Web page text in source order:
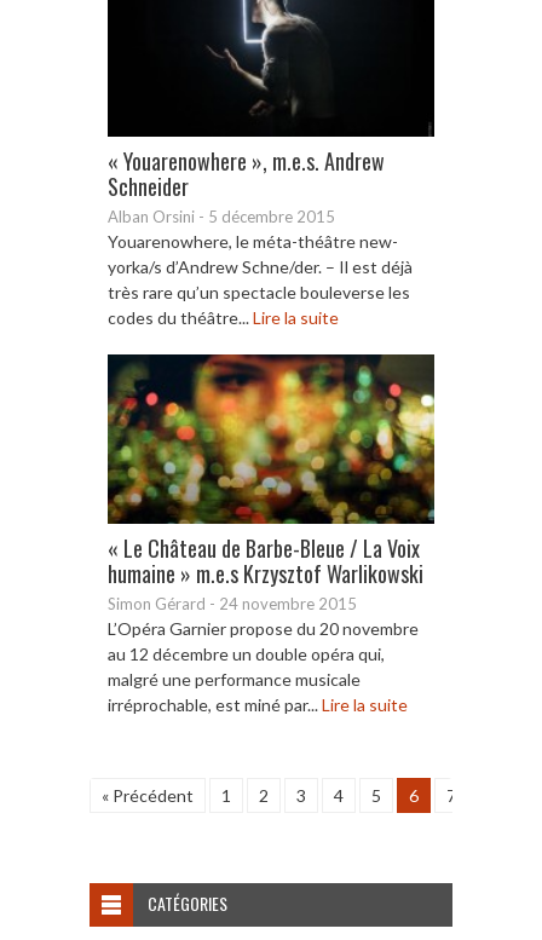
« Youarenowhere », m.e.s. Andrew
Schneider
Alban Orsini - 5 décembre 2015
Youarenowhere, le méta-théâtre new-
yorka/s d’Andrew Schne/der. – Il est déjà
très rare qu’un spectacle bouleverse les
codes du théâtre...Lire la suite
« Le Château de Barbe-Bleue / La Voix
humaine » m.e.s Krzysztof Warlikowski
Simon Gérard - 24 novembre 2015
L’Opéra Garnier propose du 20 novembre
au 12 décembre un double opéra qui,
malgré une performance musicale
irréprochable, est miné par...Lire la suite
« Précédent 1 2 3 4 5 6 7
CATÉGORIES